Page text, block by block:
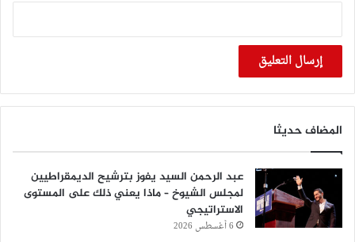
المضاف حديثا
عبد الرحمن السيد يفوز بترشيح الديمقراطيين
لمجلس الشيوخ – ماذا يعني ذلك على المستوى
الاستراتيجي
6 أغسطس 2026